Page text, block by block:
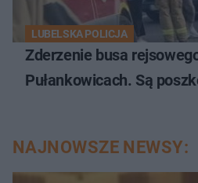
LUBELSKA POLICJA
Zderzenie busa
Pułankowicach. Są
NAJNOWSZE NEWSY: